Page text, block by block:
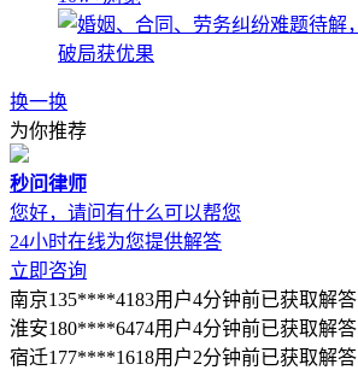
换一换
为你推荐
秒问律师
您好，请问有什么可以帮您
24小时在线为您提供解答
立即咨询
南京135****4183用户4分钟前已获取解答
淮安180****6474用户4分钟前已获取解答
宿迁177****1618用户2分钟前已获取解答